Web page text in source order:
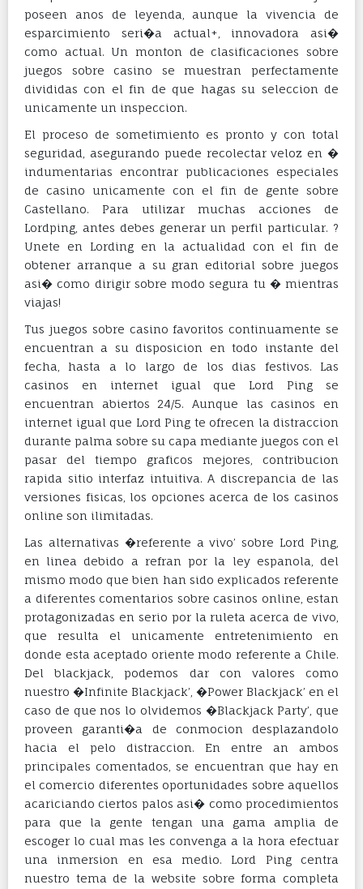
poseen anos de leyenda, aunque la vivencia de
esparcimiento seri�a actual+, innovadora asi�
como actual. Un monton de clasificaciones sobre
juegos sobre casino se muestran perfectamente
divididas con el fin de que hagas su seleccion de
unicamente un inspeccion.
El proceso de sometimiento es pronto y con total
seguridad, asegurando puede recolectar veloz en �
indumentarias encontrar publicaciones especiales
de casino unicamente con el fin de gente sobre
Castellano. Para utilizar muchas acciones de
Lordping, antes debes generar un perfil particular. ?
Unete en Lording en la actualidad con el fin de
obtener arranque a su gran editorial sobre juegos
asi� como dirigir sobre modo segura tu � mientras
viajas!
Tus juegos sobre casino favoritos continuamente se
encuentran a su disposicion en todo instante del
fecha, hasta a lo largo de los dias festivos. Las
casinos en internet igual que Lord Ping se
encuentran abiertos 24/5. Aunque las casinos en
internet igual que Lord Ping te ofrecen la distraccion
durante palma sobre su capa mediante juegos con el
pasar del tiempo graficos mejores, contribucion
rapida sitio interfaz intuitiva. A discrepancia de las
versiones fisicas, los opciones acerca de los casinos
online son ilimitadas.
Las alternativas �referente a vivo’ sobre Lord Ping,
en linea debido a refran por la ley espanola, del
mismo modo que bien han sido explicados referente
a diferentes comentarios sobre casinos online, estan
protagonizadas en serio por la ruleta acerca de vivo,
que resulta el unicamente entretenimiento en
donde esta aceptado oriente modo referente a Chile.
Del blackjack, podemos dar con valores como
nuestro �Infinite Blackjack’, �Power Blackjack’ en el
caso de que nos lo olvidemos �Blackjack Party’, que
proveen garanti�a de conmocion desplazandolo
hacia el pelo distraccion. En entre an ambos
principales comentados, se encuentran que hay en
el comercio diferentes oportunidades sobre aquellos
acariciando ciertos palos asi� como procedimientos
para que la gente tengan una gama amplia de
escoger lo cual mas les convenga a la hora efectuar
una inmersion en esa medio. Lord Ping centra
nuestro tema de la website sobre forma completa